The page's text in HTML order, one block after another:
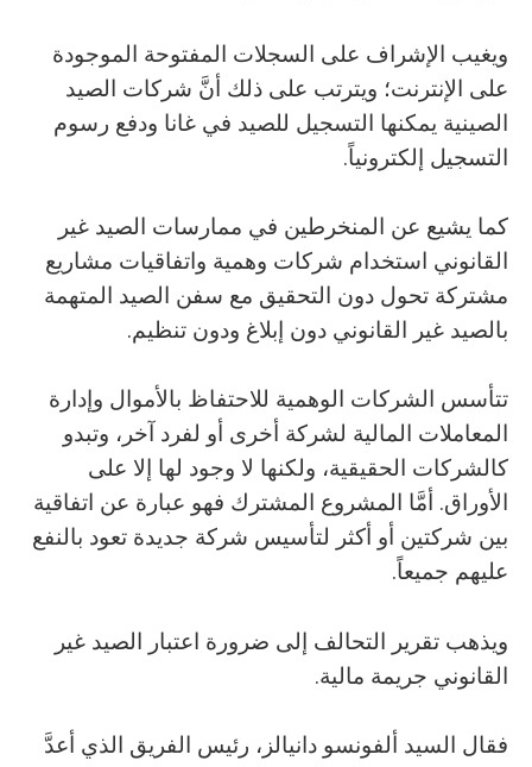
ويغيب الإشراف على السجلات المفتوحة الموجودة
على الإنترنت؛ ويترتب على ذلك أنَّ شركات الصيد
الصينية يمكنها التسجيل للصيد في غانا ودفع رسوم
التسجيل إلكترونياً.
كما يشيع عن المنخرطين في ممارسات الصيد غير
القانوني استخدام شركات وهمية واتفاقيات مشاريع
مشتركة تحول دون التحقيق مع سفن الصيد المتهمة
بالصيد غير القانوني دون إبلاغ ودون تنظيم.
تتأسس الشركات الوهمية للاحتفاظ بالأموال وإدارة
المعاملات المالية لشركة أخرى أو لفرد آخر، وتبدو
كالشركات الحقيقية، ولكنها لا وجود لها إلا على
الأوراق. أمَّا المشروع المشترك فهو عبارة عن اتفاقية
بين شركتين أو أكثر لتأسيس شركة جديدة تعود بالنفع
عليهم جميعاً.
ويذهب تقرير التحالف إلى ضرورة اعتبار الصيد غير
القانوني جريمة مالية.
فقال السيد ألفونسو دانيالز، رئيس الفريق الذي أعدَّ